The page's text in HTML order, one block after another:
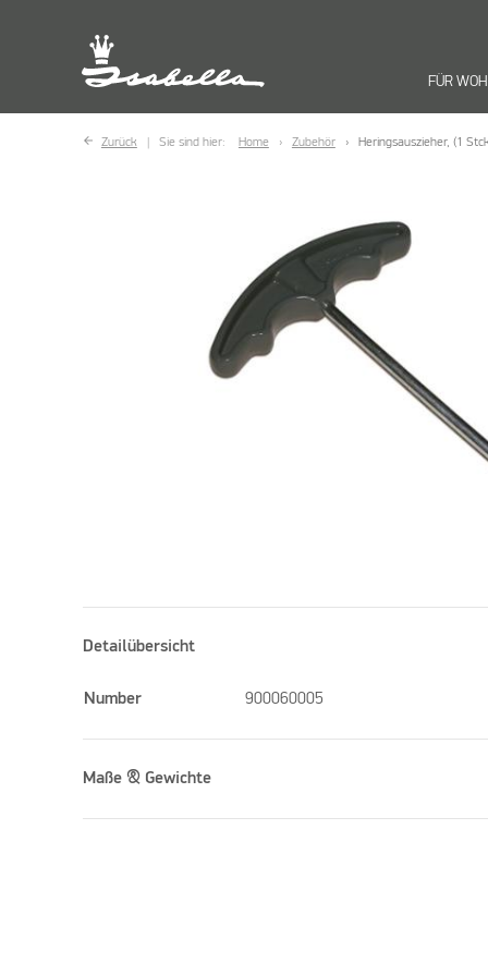
FÜR
Zurück Sie sind hier: Home Zubehör Heringsauszieher, (1
Detailübersicht
Number 900060005
Maße & Gewichte